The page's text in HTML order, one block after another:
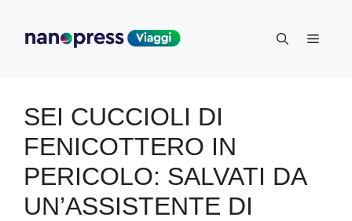
contenuto
Menu
SEI CUCCIOLI DI
FENICOTTERO IN
PERICOLO: SALVATI DA
UN’ASSISTENTE DI